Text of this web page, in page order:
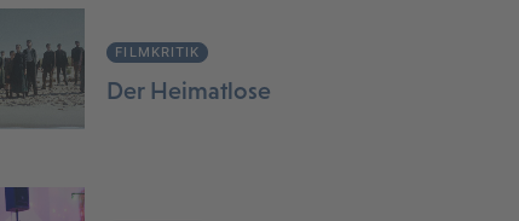
FILMKRITIK
Der Heimatlose